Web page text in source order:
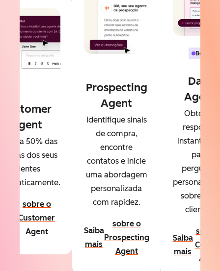
Customer
Agent
50% das
dos seus
clientes
sobre o
Customer
Agent
Prospecting
Agent
Identifique sinais
de compra,
encontre
contatos e inicie
uma abordagem
personalizada
com rapidez.
Saiba
mais
sobre o
Prospecting
Agent
Beta
Data
Agent
Obtenha
respostas
para
perguntas
sobre seus
clientes.
Saiba
mais
sobre